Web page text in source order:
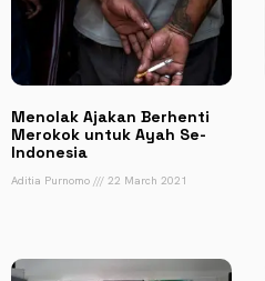
Menolak Ajakan Berhenti
Merokok untuk Ayah Se-
Indonesia
Aditia Purnomo 22 March 2021